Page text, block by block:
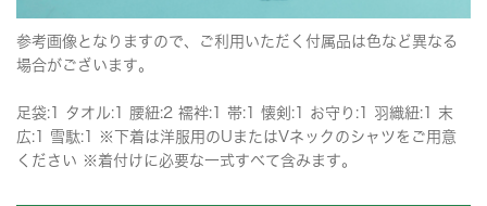
参考画像となりますので、ご利用いただく付属品は色など異なる
場合がございます。
足袋:1 タオル:1 腰紐:2 襦袢:1 帯:1 懐剣:1 お守り:1 羽織紐:1 末
広:1 雪駄:1 ※下着は洋服用のUまたはVネックのシャツをご用意
ください ※着付けに必要な一式すべて含みます。